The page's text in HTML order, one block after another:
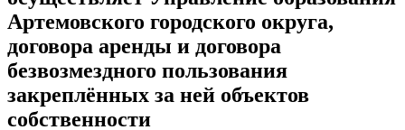
Артемовского городского округа,
договора аренды и договора
безвозмездного пользования
закреплённых за ней объектов
собственности